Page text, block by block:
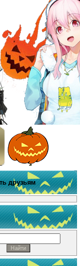
друзьям